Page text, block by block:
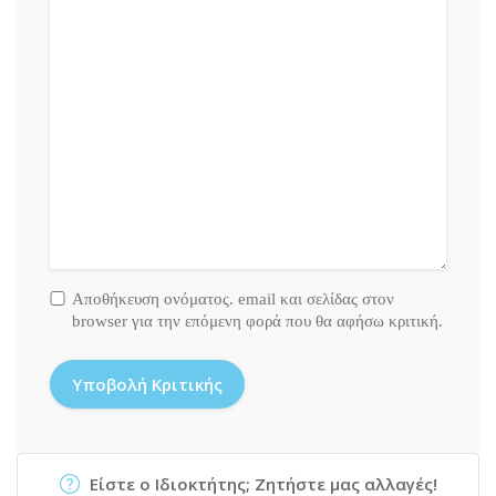
Αποθήκευση ονόματος. email και σελίδας στον
browser για την επόμενη φορά που θα αφήσω κριτική.
Είστε ο Ιδιοκτήτης; Ζητήστε μας αλλαγές!